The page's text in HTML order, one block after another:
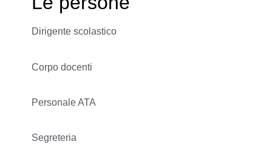
Dirigente scolastico
Corpo docenti
Personale ATA
Segreteria